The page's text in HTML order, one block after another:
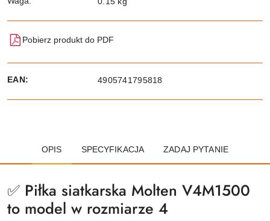
Pobierz produkt do PDF
EAN: 4905741795818
OPIS SPECYFIKACJA ZADAJ PYTANIE
✅ Piłka siatkarska Molten V4M1500
to model w rozmiarze 4